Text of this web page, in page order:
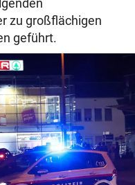
zu großflächigen
geführt.